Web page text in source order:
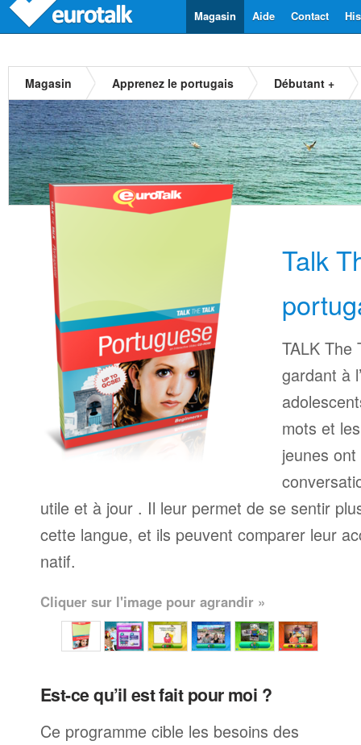
Contact
Aide
Magasin
Magasin Apprenez le portugais Débutant +
Talk
TALK The
gardant à
mots et
jeunes
utile et à jour . Il leur permet de se sentir
cette langue, et ils peuvent comparer leur
natif.
Cliquer sur l'image pour agrandir »
Est-ce qu’il est fait pour moi ?
Ce programme cible les besoins des